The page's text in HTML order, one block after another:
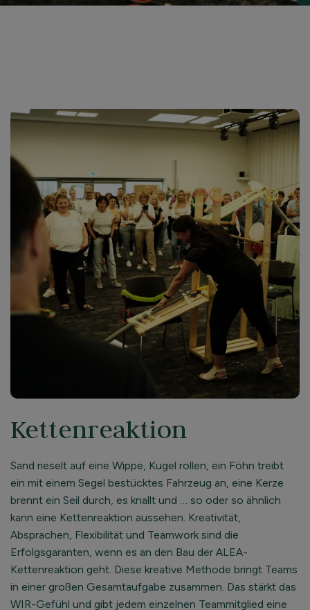
Kettenreaktion
Sand rieselt auf eine Wippe, Kugel rollen, ein Föhn treibt
ein mit einem Segel bestücktes Fahrzeug an, eine Kerze
brennt ein Seil durch, es knallt und … so oder so ähnlich
kann eine Kettenreaktion aussehen. Kreativität,
Absprachen, Flexibilität und Teamwork sind die
Erfolgsgaranten, wenn es an den Bau der ALEA-
Kettenreaktion geht. Diese kreative Methode bringt Teams
in einer großen Gesamtaufgabe zusammen. Das stärkt das
WIR-Gefühl und gibt jedem einzelnen Teammitglied eine